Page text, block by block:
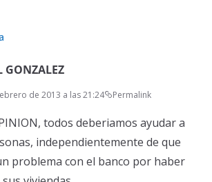
GONZALEZ
de 2013 a las 21:24 Permalink
todos deberiamos ayudar a
independientemente de que
problema con el banco por haber